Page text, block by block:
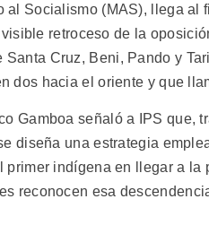
al Socialismo (MAS), llega al
retroceso de la
Cruz, Beni, Pando y
dos hacia el oriente y que
Gamboa señaló a IPS que,
diseña una estrategia
primer indígena en llegar a
reconocen esa